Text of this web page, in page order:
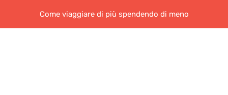
Come viaggiare di più spendendo di meno